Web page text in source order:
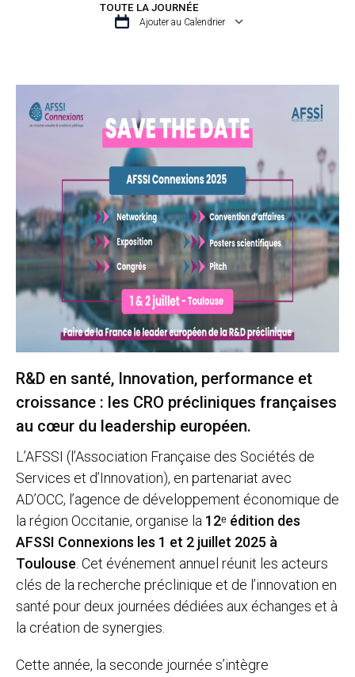
TOUTE LA JOURNÉE
Ajouter au Calendrier
R&D en santé, Innovation, performance et
croissance : les CRO précliniques françaises
au cœur du leadership européen.
L’AFSSI (l’Association Française des Sociétés de
Services et d’Innovation), en partenariat avec
AD’OCC, l’agence de développement économique de
la région Occitanie, organise la 12ᵉ édition des
AFSSI Connexions les 1 et 2 juillet 2025 à
Toulouse . Cet événement annuel réunit les acteurs
clés de la recherche préclinique et de l’innovation en
santé pour deux journées dédiées aux échanges et à
la création de synergies.
Cette année, la seconde journée s’intègre